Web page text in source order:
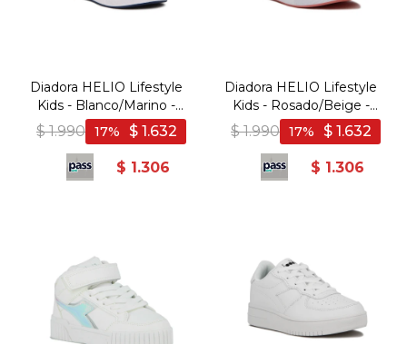
Diadora HELIO Lifestyle
Kids - Blanco/Marino -
Blanco-Marino
$ 1.990 $ 1.632
17
$ 1.306
Diadora HELIO Lifestyle
Kids - Rosado/Beige -
Rosado-Beige
$ 1.990 $ 1.632
17
$ 1.306